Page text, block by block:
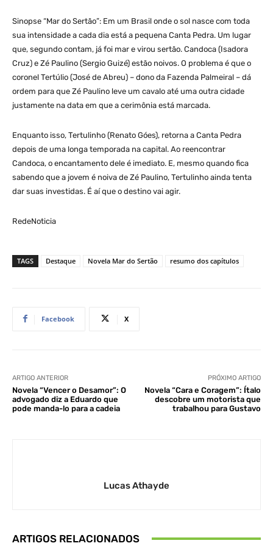
Sinopse “Mar do Sertão”: Em um Brasil onde o sol nasce com toda
sua intensidade a cada dia está a pequena Canta Pedra. Um lugar
que, segundo contam, já foi mar e virou sertão. Candoca (Isadora
Cruz) e Zé Paulino (Sergio Guizé) estão noivos. O problema é que o
coronel Tertúlio (José de Abreu) – dono da Fazenda Palmeiral – dá
ordem para que Zé Paulino leve um cavalo até uma outra cidade
justamente na data em que a cerimônia está marcada.
Enquanto isso, Tertulinho (Renato Góes), retorna a Canta Pedra
depois de uma longa temporada na capital. Ao reencontrar
Candoca, o encantamento dele é imediato. E, mesmo quando fica
sabendo que a jovem é noiva de Zé Paulino, Tertulinho ainda tenta
dar suas investidas. É aí que o destino vai agir.
RedeNoticia
TAGS Destaque Novela Mar do Sertão resumo dos capítulos
Facebook X
ARTIGO ANTERIOR
Novela “Vencer o Desamor”: O
advogado diz a Eduardo que
pode manda-lo para a cadeia
PRÓXIMO ARTIGO
Novela “Cara e Coragem”: Ítalo
descobre um motorista que
trabalhou para Gustavo
Lucas Athayde
ARTIGOS RELACIONADOS